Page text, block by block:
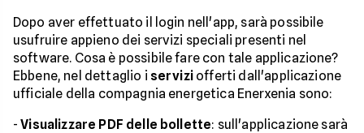
Dopo aver effettuato il login nell'app, sarà possibile
usufruire appieno dei servizi speciali presenti nel
software. Cosa è possibile fare con tale applicazione?
Ebbene, nel dettaglio i serviziofferti dall'applicazione
ufficiale della compagnia energetica Enerxenia sono:
-Visualizzare PDF delle bollette: sull'applicazione sarà